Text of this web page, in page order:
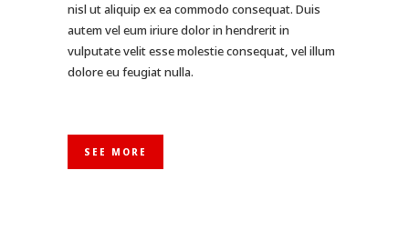
nisl ut aliquip ex ea commodo consequat. Duis
autem vel eum iriure dolor in hendrerit in
vulputate velit esse molestie consequat, vel illum
dolore eu feugiat nulla.
SEE MORE